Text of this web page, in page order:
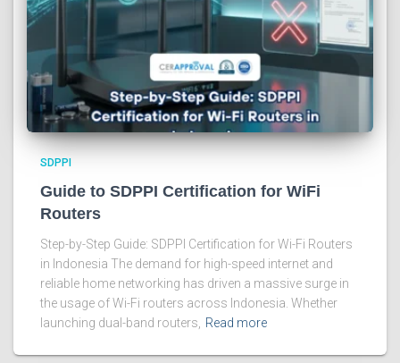
SDPPI
Guide to SDPPI Certification for WiFi
Routers
Step-by-Step Guide: SDPPI Certification for Wi-Fi Routers
in Indonesia The demand for high-speed internet and
reliable home networking has driven a massive surge in
the usage of Wi-Fi routers across Indonesia. Whether
launching dual-band routers, Read more